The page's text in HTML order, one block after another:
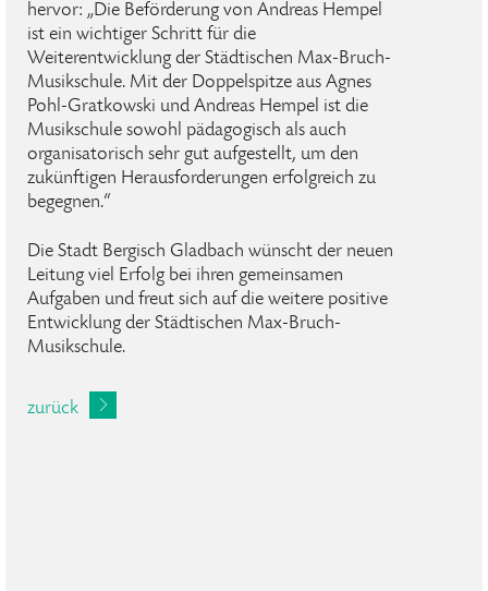
hervor: „Die Beförderung von Andreas Hempel
ist ein wichtiger Schritt für die
Weiterentwicklung der Städtischen Max-Bruch-
Musikschule. Mit der Doppelspitze aus Agnes
Pohl-Gratkowski und Andreas Hempel ist die
Musikschule sowohl pädagogisch als auch
organisatorisch sehr gut aufgestellt, um den
zukünftigen Herausforderungen erfolgreich zu
begegnen.“
Die Stadt Bergisch Gladbach wünscht der neuen
Leitung viel Erfolg bei ihren gemeinsamen
Aufgaben und freut sich auf die weitere positive
Entwicklung der Städtischen Max-Bruch-
Musikschule.
zurück